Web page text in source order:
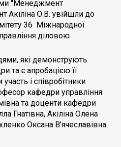
"Менеджмент
Акіліна О.В. увійшли до
36 Міжнародної
діловою
які демонструють
та є апробацією її
і співробітники
кафедри управління
та доценти кафедри
Гнатівна, Акіліна Олена
Оксана В’ячеславівна.